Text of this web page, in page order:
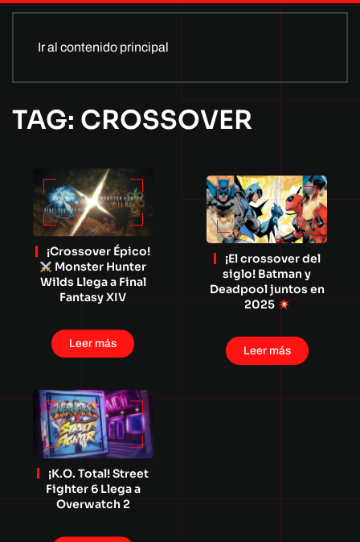
Ir al contenido principal
TAG: CROSSOVER
¡Crossover Épico!
Monster Hunter
Wilds Llega a Final
Fantasy XIV
Leer más
¡El crossover del
siglo! Batman y
Deadpool juntos en
2025
Leer más
¡K.O. Total! Street
Fighter 6 Llega a
Overwatch 2